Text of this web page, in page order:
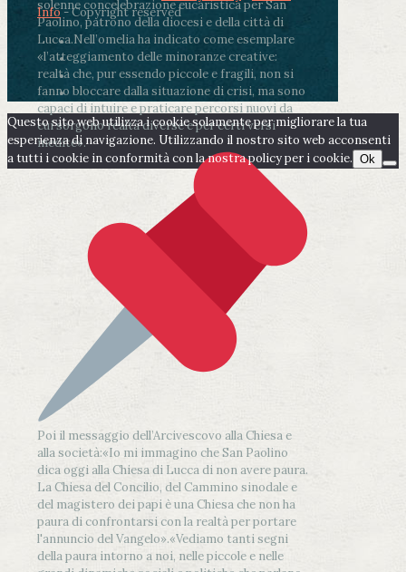
solenne concelebrazione eucaristica per San
Paolino, patrono della diocesi e della città di
Lucca.Nell’omelia ha indicato come esemplare
«l’atteggiamento delle minoranze creative:
realtà che, pur essendo piccole e fragili, non si
fanno bloccare dalla situazione di crisi, ma sono
capaci di intuire e praticare percorsi nuovi da
cui sorgono realtà diverse e per certi versi
inedite».
Poi il messaggio dell’Arcivescovo alla Chiesa e
alla società:«Io mi immagino che San Paolino
dica oggi alla Chiesa di Lucca di non avere paura.
La Chiesa del Concilio, del Cammino sinodale e
del magistero dei papi è una Chiesa che non ha
paura di confrontarsi con la realtà per portare
l'annuncio del Vangelo».«Vediamo tanti segni
della paura intorno a noi, nelle piccole e nelle
Info- Copyright reserved
Questo sito web utilizza i cookie solamente per migliorare la tua
esperienza di navigazione. Utilizzando il nostro sito web acconsenti
a tutti i cookie in conformità con la nostra policy per i cookie. Ok